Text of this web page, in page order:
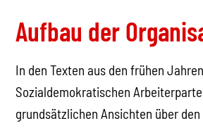
Aufbau der
In den Texten aus den frühen
Sozialdemokratischen
grundsätzlichen Ansichten über